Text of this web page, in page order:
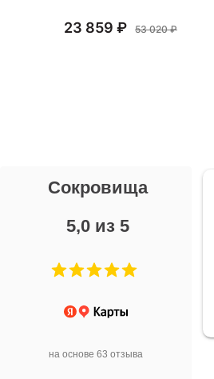
23 859 ₽ 53 020 ₽
Сокровища
5,0 из 5
на основе 63 отзыва
и завораживает